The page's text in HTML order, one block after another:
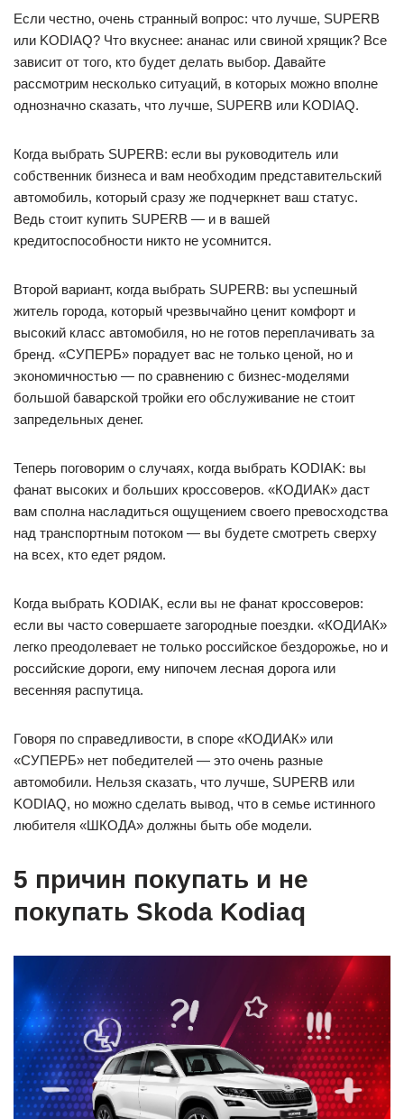
Если честно, очень странный вопрос: что лучше, SUPERB
или KODIAQ? Что вкуснее: ананас или свиной хрящик? Все
зависит от того, кто будет делать выбор. Давайте
рассмотрим несколько ситуаций, в которых можно вполне
однозначно сказать, что лучше, SUPERB или KODIAQ.
Когда выбрать SUPERB: если вы руководитель или
собственник бизнеса и вам необходим представительский
автомобиль, который сразу же подчеркнет ваш статус.
Ведь стоит купить SUPERB — и в вашей
кредитоспособности никто не усомнится.
Второй вариант, когда выбрать SUPERB: вы успешный
житель города, который чрезвычайно ценит комфорт и
высокий класс автомобиля, но не готов переплачивать за
бренд. «СУПЕРБ» порадует вас не только ценой, но и
экономичностью — по сравнению с бизнес-моделями
большой баварской тройки его обслуживание не стоит
запредельных денег.
Теперь поговорим о случаях, когда выбрать KODIAK: вы
фанат высоких и больших кроссоверов. «КОДИАК» даст
вам сполна насладиться ощущением своего превосходства
над транспортным потоком — вы будете смотреть сверху
на всех, кто едет рядом.
Когда выбрать KODIAK, если вы не фанат кроссоверов:
если вы часто совершаете загородные поездки. «КОДИАК»
легко преодолевает не только российское бездорожье, но и
российские дороги, ему нипочем лесная дорога или
весенняя распутица.
Говоря по справедливости, в споре «КОДИАК» или
«СУПЕРБ» нет победителей — это очень разные
автомобили. Нельзя сказать, что лучше, SUPERB или
KODIAQ, но можно сделать вывод, что в семье истинного
любителя «ШКОДА» должны быть обе модели.
5 причин покупать и не
покупать Skoda Kodiaq